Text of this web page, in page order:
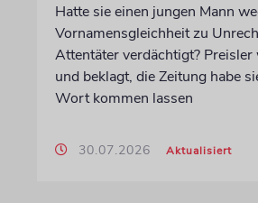
Hatte sie einen jungen Mann
Vornamensgleichheit zu
Attentäter verdächtigt?
und beklagt, die Zeitung habe
Wort kommen lassen
30.07.2026 Aktualisiert